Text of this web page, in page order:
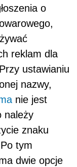
o
reklam dla
ustawianiu
nazwy,
nie jest
należy
znaku
tym
dwie opcje